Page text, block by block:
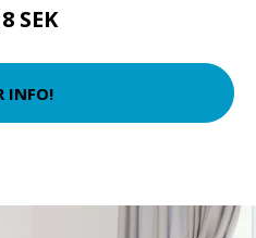
SEK
INFO!